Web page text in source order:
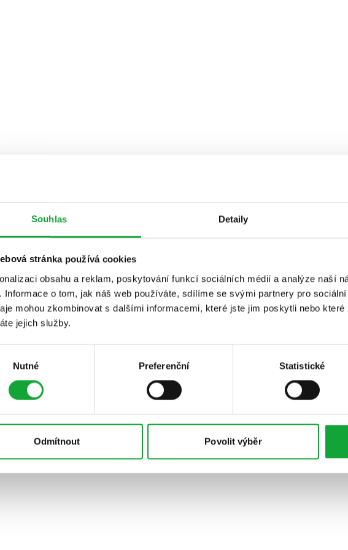
Souhlas Detaily
stránka používá cookies
obsahu a reklam, poskytování funkcí sociálních médií a analýze naší
Informace o tom, jak náš web používáte, sdílíme se svými partnery pro
mohou zkombinovat s dalšími informacemi, které jste jim poskytli nebo
jejich služby.
Nutné Preferenční Statistické
Odmítnout Povolit výběr